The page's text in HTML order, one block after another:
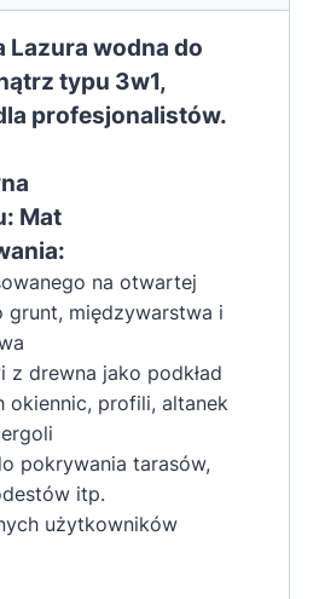
Lazura wodna do
typu 3w1,
profesjonalistów.
Mat
na otwartej
grunt, międzywarstwa i
z drewna jako podkład
okiennic, profili, altanek
pokrywania tarasów,
itp.
użytkowników